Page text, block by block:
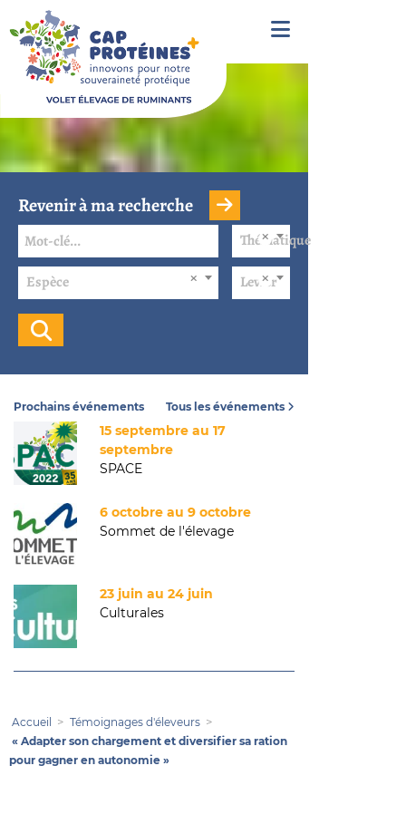
Revenir à ma recherche
Thématique
Espèce Levier
Prochains événements
15 septembre au 17
septembre
SPACE
6 octobre au 9 octobre
Sommet de l'élevage
23 juin au 24 juin
Culturales
Tous les événements
Accueil
Témoignages d'éleveurs
« Adapter son chargement et diversifier sa ration
pour gagner en autonomie »